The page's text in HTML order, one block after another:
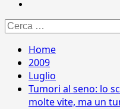
Ricerca
per:
Home
2009
Luglio
Tumori al seno: lo
molte vite, ma un